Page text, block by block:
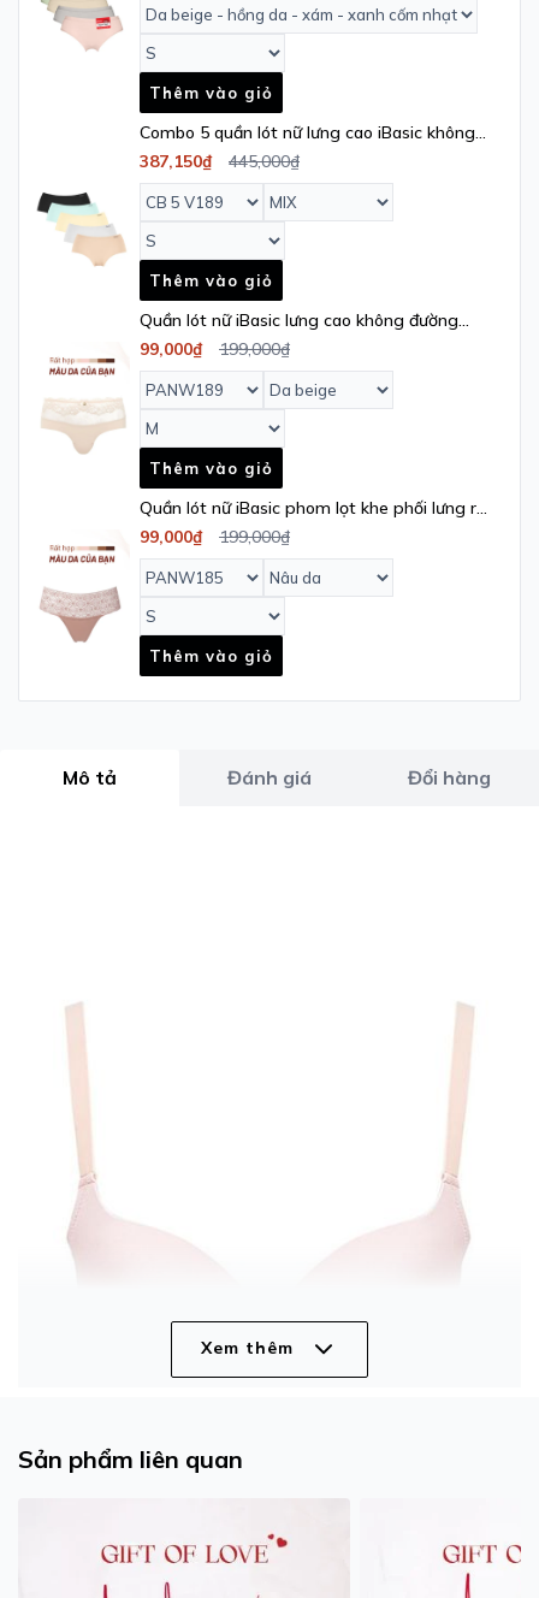
Thêm vào giỏ
Combo 5 quần lót nữ lưng cao iBasic không
đường may - V189
387,150₫ 445,000₫
Thêm vào giỏ
Quần lót nữ iBasic lưng cao không đường
may phối ren - PANW189
99,000₫ 199,000₫
Thêm vào giỏ
Quần lót nữ iBasic phom lọt khe phối lưng ren
- PANW185
99,000₫ 199,000₫
Thêm vào giỏ
Mô tả Đánh giá Đổi hàng
Xem thêm
Sản phẩm liên quan